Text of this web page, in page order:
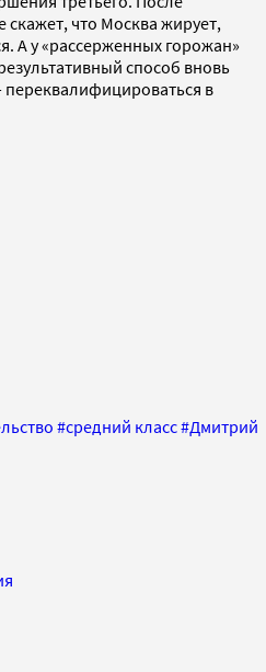
скажет, что Москва жирует,
А у «рассерженных горожан»
способ вновь
в
#средний класс#Дмитрий